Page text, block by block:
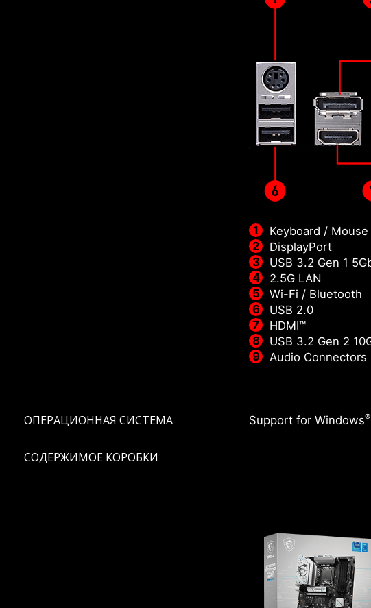
Keyboard / Mouse
DisplayPort
USB 3.2 Gen 1
2.5G LAN
Wi-Fi / Bluetooth
USB 2.0
HDMI™
USB 3.2 Gen 2
Audio Connectors
ОПЕРАЦИОННАЯ СИСТЕМА Support for Windows®
СОДЕРЖИМОЕ КОРОБКИ